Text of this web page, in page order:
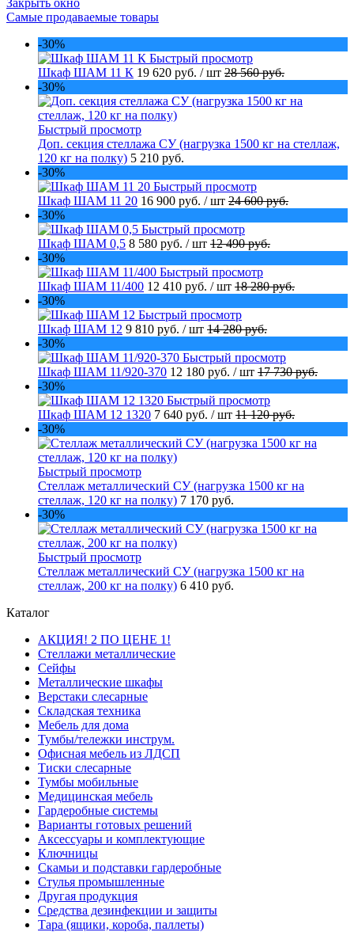
Закрыть окно
Самые продаваемые товары
-30%
Быстрый просмотр
Шкаф ШАМ 11 К 19 620 руб. / шт 28 560 руб.
-30%
Быстрый просмотр
Доп. секция стеллажа СУ (нагрузка 1500 кг на стеллаж,
120 кг на полку) 5 210 руб.
-30%
Быстрый просмотр
Шкаф ШАМ 11 20 16 900 руб. / шт 24 600 руб.
-30%
Быстрый просмотр
Шкаф ШАМ 0,5 8 580 руб. / шт 12 490 руб.
-30%
Быстрый просмотр
Шкаф ШАМ 11/400 12 410 руб. / шт 18 280 руб.
-30%
Быстрый просмотр
Шкаф ШАМ 12 9 810 руб. / шт 14 280 руб.
-30%
Быстрый просмотр
Шкаф ШАМ 11/920-370 12 180 руб. / шт 17 730 руб.
-30%
Быстрый просмотр
Шкаф ШАМ 12 1320 7 640 руб. / шт 11 120 руб.
-30%
Быстрый просмотр
Стеллаж металлический СУ (нагрузка 1500 кг на
стеллаж, 120 кг на полку) 7 170 руб.
-30%
Быстрый просмотр
Стеллаж металлический СУ (нагрузка 1500 кг на
стеллаж, 200 кг на полку) 6 410 руб.
Каталог
АКЦИЯ! 2 ПО ЦЕНЕ 1!
Стеллажи металлические
Сейфы
Металлические шкафы
Верстаки слесарные
Складская техника
Мебель для дома
Тумбы/тележки инструм.
Офисная мебель из ЛДСП
Тиски слесарные
Тумбы мобильные
Медицинская мебель
Гардеробные системы
Варианты готовых решений
Аксессуары и комплектующие
Ключницы
Скамьи и подставки гардеробные
Стулья промышленные
Другая продукция
Средства дезинфекции и защиты
Тара (ящики, короба, паллеты)